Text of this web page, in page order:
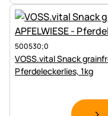
500530;0
VOSS.vital Snack
Pferdeleckerlies, 1kg